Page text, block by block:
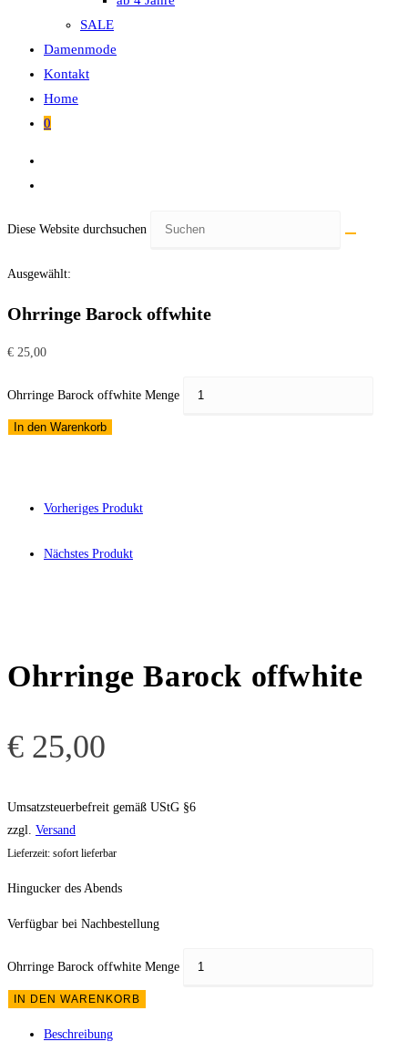
SALE
Damenmode
Kontakt
Home
0
Diese Website durchsuchen
Ausgewählt:
Ohrringe Barock offwhite
€ 25,00
Ohrringe Barock offwhite Menge
In den Warenkorb
Vorheriges Produkt
Nächstes Produkt
Ohrringe Barock offwhite
€ 25,00
Umsatzsteuerbefreit gemäß UStG §6
zzgl. Versand
Lieferzeit: sofort lieferbar
Hingucker des Abends
Verfügbar bei Nachbestellung
Ohrringe Barock offwhite Menge
IN DEN WARENKORB
Beschreibung